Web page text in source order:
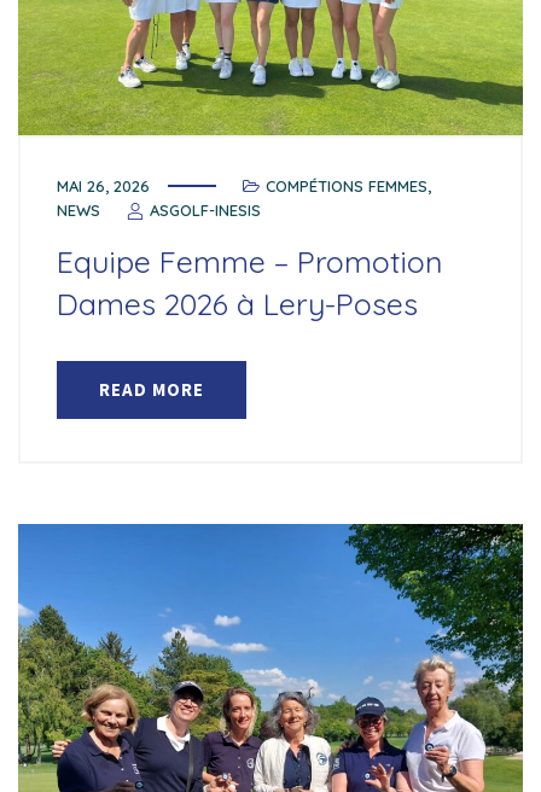
MAI 26, 2026 COMPÉTIONS FEMMES,
NEWS
ASGOLF-INESIS
Equipe Femme – Promotion
Dames 2026 à Lery-Poses
READ MORE